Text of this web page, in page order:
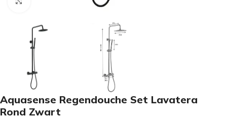
Aquasense Regendouche Set Lavatera
Rond Zwart